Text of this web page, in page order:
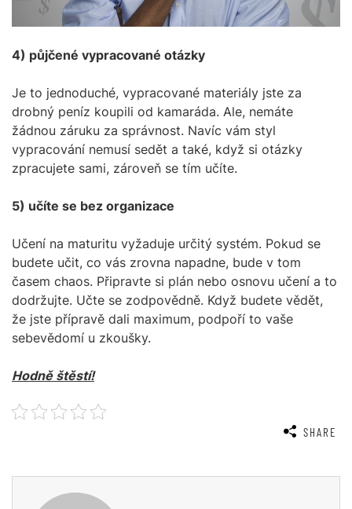
4) půjčené vypracované otázky
Je to jednoduché, vypracované materiály jste za
drobný peníz koupili od kamaráda. Ale, nemáte
žádnou záruku za správnost. Navíc vám styl
vypracování nemusí sedět a také, když si otázky
zpracujete sami, zároveň se tím učíte.
5) učíte se bez organizace
Učení na maturitu vyžaduje určitý systém. Pokud se
budete učit, co vás zrovna napadne, bude v tom
časem chaos. Připravte si plán nebo osnovu učení a to
dodržujte. Učte se zodpovědně. Když budete vědět,
že jste přípravě dali maximum, podpoří to vaše
sebevědomí u zkoušky.
Hodně štěstí!
SHARE